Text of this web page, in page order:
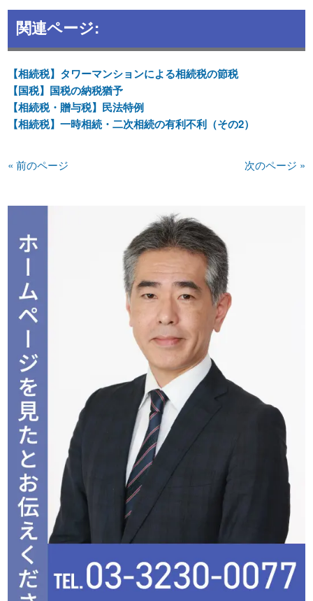
関連ページ:
【相続税】タワーマンションによる相続税の節税
【国税】国税の納税猶予
【相続税・贈与税】民法特例
【相続税】一時相続・二次相続の有利不利（その2）
« 前のページ 次のページ »